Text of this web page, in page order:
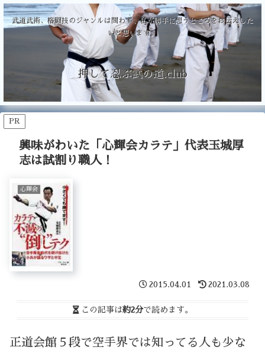
武道武術、格闘技のジャンルは問わず、私が勝手に想うところをお伝えした
いと思います。
押して忍ぶ武の道.club
PR
興味がわいた「心輝会カラテ」代表玉城厚
志は試割り職人！
心輝会
2015.04.01 2021.03.08
この記事は約2分で読めます。
正道会館５段で空手界では知ってる人も少な